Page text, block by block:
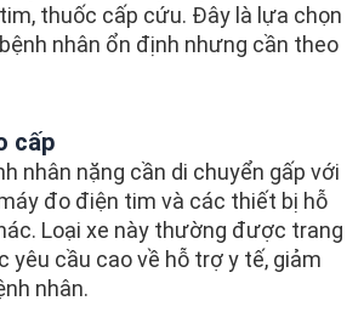
thuốc cấp cứu. Đây là lựa chọn
nhân ổn định nhưng cần theo
cấp
nhân nặng cần di chuyển gấp với
đo điện tim và các thiết bị hỗ
Loại xe này thường được trang
yêu cầu cao về hỗ trợ y tế, giảm
nhân.